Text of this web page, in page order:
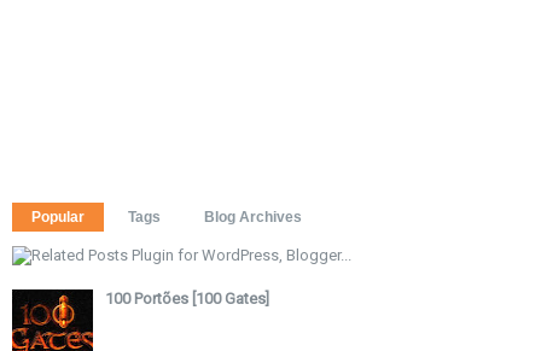
Popular Tags Blog Archives
100 Portões [100 Gates]